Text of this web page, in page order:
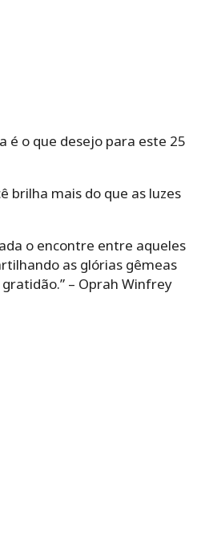
é o que desejo para este 25
brilha mais do que as luzes
o encontre entre aqueles
as glórias gêmeas
– Oprah Winfrey